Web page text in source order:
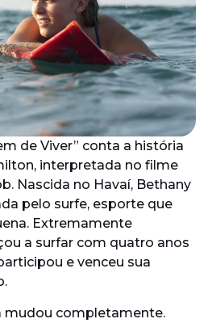
de Viver” conta a história
interpretada no filme
Nascida no Havaí, Bethany
pelo surfe, esporte que
Extremamente
a surfar com quatro anos
e venceu sua
mudou completamente.